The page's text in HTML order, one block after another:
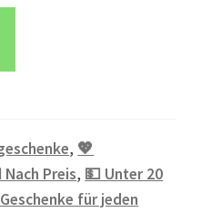
, 💖
Nach Preis, 💵 Unter 20
für jeden